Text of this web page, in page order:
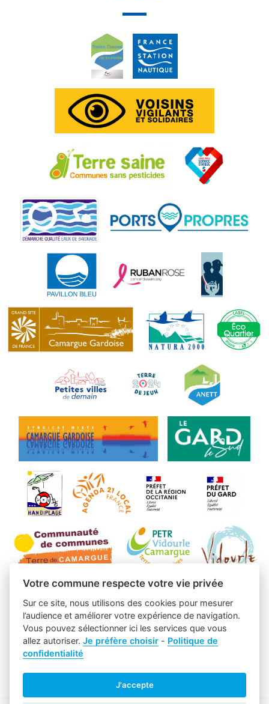
Votre commune respecte votre vie privée
Sur ce site, nous utilisons des cookies pour mesurer
l’audience et améliorer votre expérience de navigation.
Vous pouvez sélectionner ici les services que vous
allez autoriser.Je préfère choisir - Politique de
confidentialité
J'accepte